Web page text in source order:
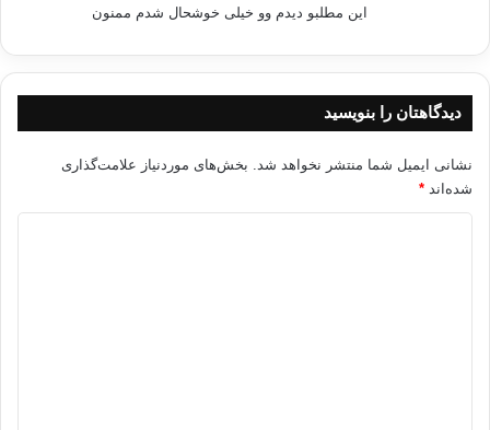
این مطلبو دیدم وو خیلی خوشحال شدم ممنون
دیدگاهتان را بنویسید
نشانی ایمیل شما منتشر نخواهد شد. بخش‌های موردنیاز علامت‌گذاری
شده‌اند *